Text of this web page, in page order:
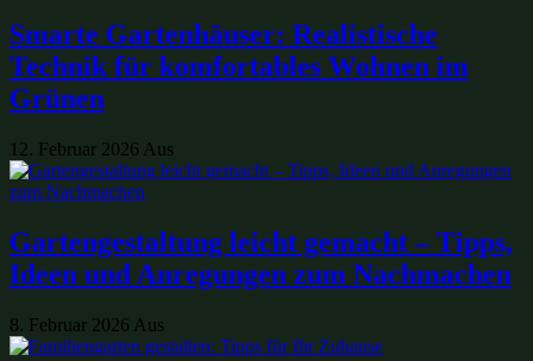
Smarte Gartenhäuser: Realistische
Technik für komfortables Wohnen im
Grünen
12. Februar 2026 Aus
Gartengestaltung leicht gemacht – Tipps,
Ideen und Anregungen zum Nachmachen
8. Februar 2026 Aus